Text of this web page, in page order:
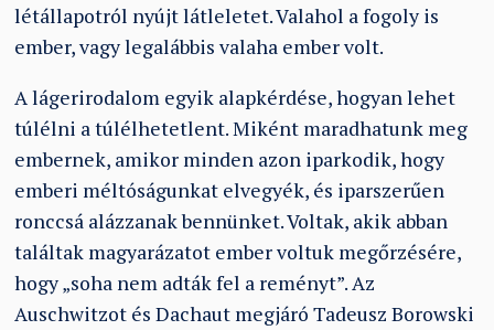
létállapotról nyújt látleletet. Valahol a fogoly is
ember, vagy legalábbis valaha ember volt.
A lágerirodalom egyik alapkérdése, hogyan lehet
túlélni a túlélhetetlent. Miként maradhatunk meg
embernek, amikor minden azon iparkodik, hogy
emberi méltóságunkat elvegyék, és iparszerűen
ronccsá alázzanak bennünket. Voltak, akik abban
találtak magyarázatot ember voltuk megőrzésére,
hogy „soha nem adták fel a reményt”. Az
Auschwitzot és Dachaut megjáró Tadeusz Borowski